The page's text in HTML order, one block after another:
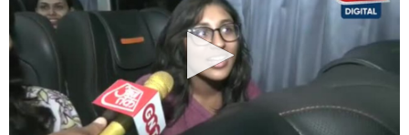
2026 के पहले जत्थे को जम्मू के भगवती नगर बेस कैंप से
हरी झंडी दिखाकर रवाना किया. बम बम भोले और हर हर
महादेव के जयकारों के बीच पहला जत्था कश्मीर घाटी के लिए
रवाना हुआ.